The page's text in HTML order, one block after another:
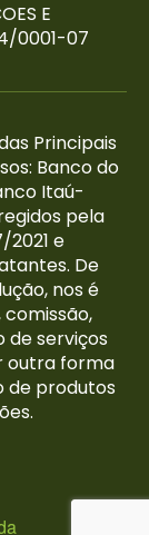
E
0001-07
Principais
Banco do
Itaú-
pela
2021 e
De
nos é
serviços
outra forma
de produtos